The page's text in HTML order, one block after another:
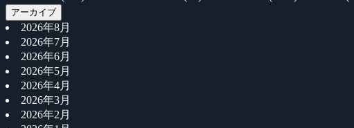
アーカイブ
2026年8月
2026年7月
2026年6月
2026年5月
2026年4月
2026年3月
2026年2月